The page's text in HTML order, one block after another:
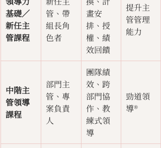
基礎／
新任主
管課程
管、帶
組長角
色者
畫安
排、授
權、績
效回饋
提升主
管管理
能力
中階主
管領導
課程
部門主
管、專
案負責
人
團隊績
效、跨
部門協
作、教
練式領
導
勁道領
導®